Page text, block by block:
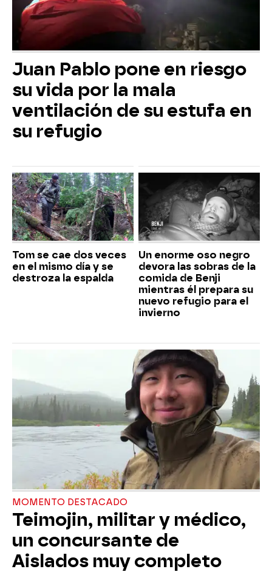
Juan Pablo pone en riesgo
su vida por la mala
ventilación de su estufa en
su refugio
Tom se cae dos veces
en el mismo día y se
destroza la espalda
Un enorme oso negro
devora las sobras de la
comida de Benji
mientras él prepara su
nuevo refugio para el
invierno
MOMENTO DESTACADO
Teimojin, militar y médico,
un concursante de
Aislados muy completo